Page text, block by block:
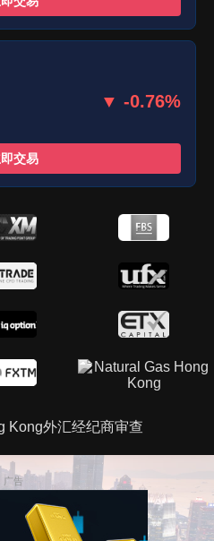
▼ -0.76%
交易
Kong外汇经纪商审查
广告